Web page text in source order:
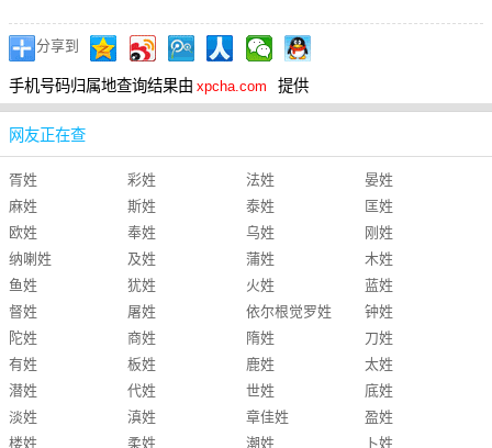
分享到
手机号码归属地查询结果由 xpcha.com 提供
网友正在查
胥姓 彩姓 法姓
晏姓
麻姓
斯姓 泰姓
匡姓
欧姓
奉姓 乌姓
刚姓
纳喇姓
及姓 蒲姓
木姓
鱼姓
犹姓 火姓
蓝姓
督姓
屠姓 依尔根觉罗姓
钟姓
陀姓
商姓 隋姓
刀姓
有姓
板姓 鹿姓
太姓
潜姓
代姓 世姓
底姓
淡姓
滇姓 章佳姓
盈姓
楼姓
柔姓 潮姓
卜姓